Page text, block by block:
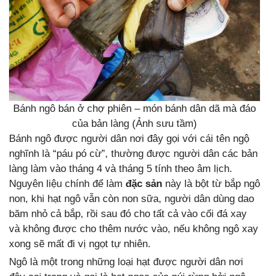
Bánh ngô bán ở chợ phiên – món bánh dân dã mà đáo
của bản làng (Ảnh sưu tầm)
Bánh ngô được người dân nơi đây gọi với cái tên ngộ
nghĩnh là “páu pó cừ”, thường được người dân các bản
làng làm vào tháng 4 và tháng 5 tính theo âm lịch.
Nguyên liệu chính để làm đặc sản này là bột từ bắp ngô
non, khi hạt ngô vẫn còn non sữa, người dân dùng dao
băm nhỏ cả bắp, rồi sau đó cho tất cả vào cối đá xay
và không được cho thêm nước vào, nếu không ngô xay
xong sẽ mất đi vị ngọt tự nhiên.
Ngô là một trong những loại hạt được người dân nơi